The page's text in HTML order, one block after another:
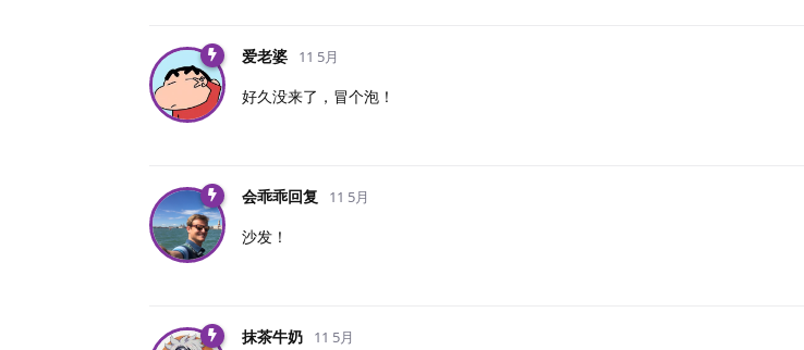
爱老婆 11 5月
好久没来了，冒个泡！
会乖乖回复 11 5月
沙发！
抹茶牛奶 11 5月